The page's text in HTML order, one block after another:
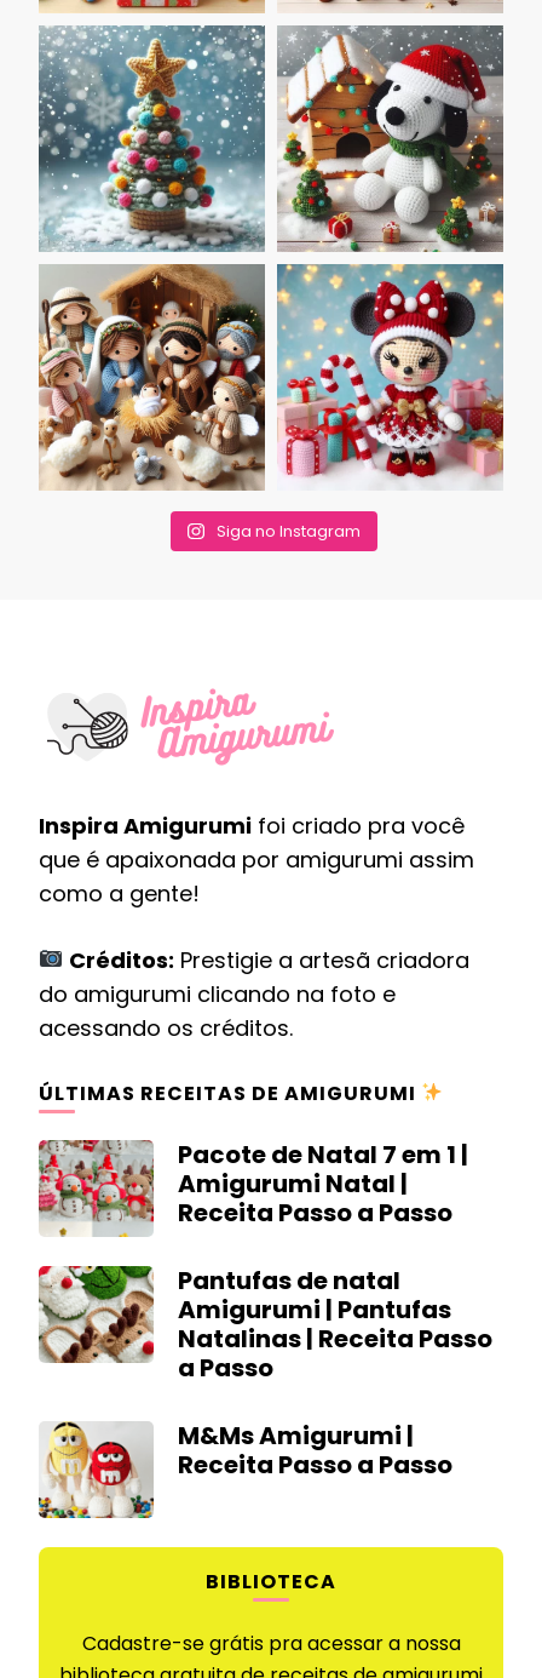
Siga no Instagram
Inspira Amigurumi foi criado pra você
que é apaixonada por amigurumi assim
como a gente!
Créditos: Prestigie a artesã criadora
do amigurumi clicando na foto e
acessando os créditos.
ÚLTIMAS RECEITAS DE AMIGURUMI
Pacote de Natal 7 em 1 |
Amigurumi Natal |
Receita Passo a Passo
Pantufas de natal
Amigurumi | Pantufas
Natalinas | Receita Passo
a Passo
M&Ms Amigurumi |
Receita Passo a Passo
BIBLIOTECA
Cadastre-se grátis pra acessar a nossa